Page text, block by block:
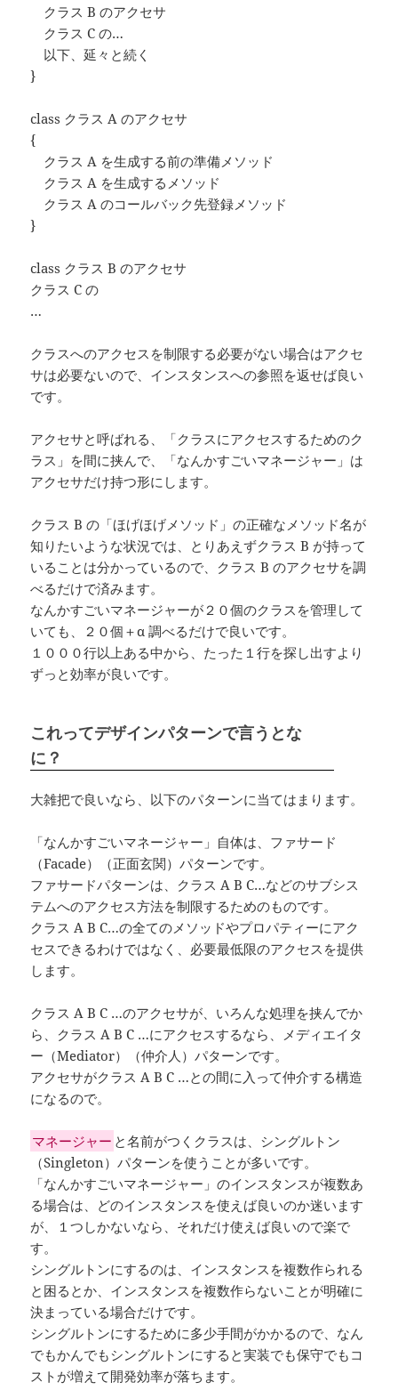
クラス B のアクセサ
クラス C の…
以下、延々と続く
}
class クラス A のアクセサ
{
クラス A を生成する前の準備メソッド
クラス A を生成するメソッド
クラス A のコールバック先登録メソッド
}
class クラス B のアクセサ
クラス C の
…
クラスへのアクセスを制限する必要がない場合はアクセ
サは必要ないので、インスタンスへの参照を返せば良い
です。
アクセサと呼ばれる、「クラスにアクセスするためのク
ラス」を間に挟んで、「なんかすごいマネージャー」は
アクセサだけ持つ形にします。
クラス B の「ほげほげメソッド」の正確なメソッド名が
知りたいような状況では、とりあえずクラス B が持って
いることは分かっているので、クラス B のアクセサを調
べるだけで済みます。
なんかすごいマネージャーが２０個のクラスを管理して
いても、２０個＋α 調べるだけで良いです。
１０００行以上ある中から、たった１行を探し出すより
ずっと効率が良いです。
これってデザインパターンで言うとな
に？
大雑把で良いなら、以下のパターンに当てはまります。
「なんかすごいマネージャー」自体は、ファサード
（Facade）（正面玄関）パターンです。
ファサードパターンは、クラス A B C…などのサブシス
テムへのアクセス方法を制限するためのものです。
クラス A B C…の全てのメソッドやプロパティーにアク
セスできるわけではなく、必要最低限のアクセスを提供
します。
クラス A B C …のアクセサが、いろんな処理を挟んでか
ら、クラス A B C …にアクセスするなら、メディエイタ
ー（Mediator）（仲介人）パターンです。
アクセサがクラス A B C …との間に入って仲介する構造
になるので。
マネージャー と名前がつくクラスは、シングルトン
（Singleton）パターンを使うことが多いです。
「なんかすごいマネージャー」のインスタンスが複数あ
る場合は、どのインスタンスを使えば良いのか迷います
が、１つしかないなら、それだけ使えば良いので楽で
す。
シングルトンにするのは、インスタンスを複数作られる
と困るとか、インスタンスを複数作らないことが明確に
決まっている場合だけです。
シングルトンにするために多少手間がかかるので、なん
でもかんでもシングルトンにすると実装でも保守でもコ
ストが増えて開発効率が落ちます。